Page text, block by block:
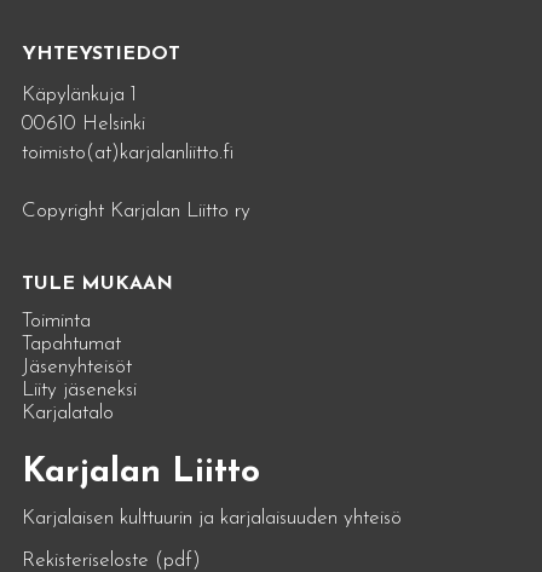
YHTEYSTIEDOT
Käpylänkuja 1
00610 Helsinki
toimisto(at)karjalanliitto.fi
Copyright Karjalan Liitto ry
TULE MUKAAN
Toiminta
Tapahtumat
Jäsenyhteisöt
Liity jäseneksi
Karjalatalo
Karjalan Liitto
Karjalaisen kulttuurin ja karjalaisuuden yhteisö
Rekisteriseloste (pdf)